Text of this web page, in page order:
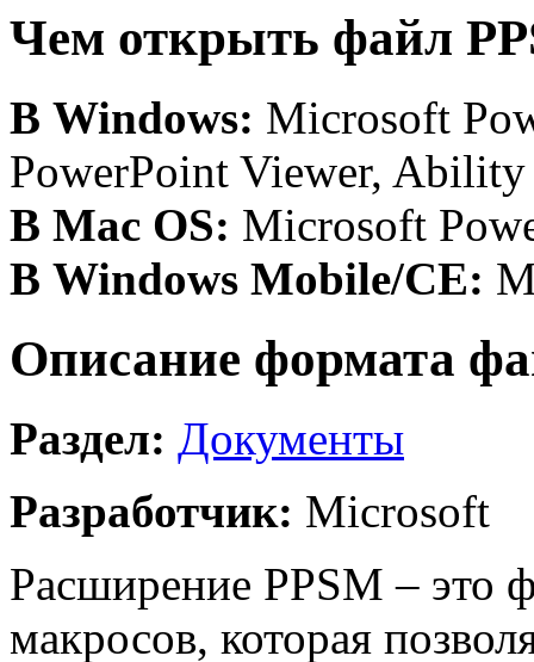
Чем открыть файл
В Windows: Microsoft
PowerPoint Viewer,
В Mac OS: Microsoft
В Windows Mobile/CE:
Описание формата
Раздел: Документы
Разработчик: Microsoft
Расширение PPSM – это
макросов, которая